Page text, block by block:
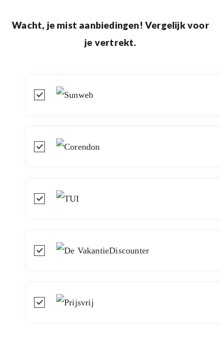
naarWacht, je mist aanbiedingen! Vergelijk voor
je vertrekt.